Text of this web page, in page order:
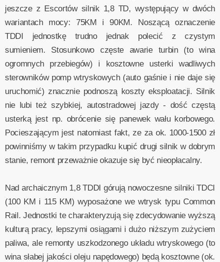
jeszcze z Escortów silnik 1,8 TD, występujący w dwóch
wariantach mocy: 75KM i 90KM. Noszącą oznaczenie
TDDI jednostkę trudno jednak polecić z czystym
sumieniem. Stosunkowo częste awarie turbin (to wina
ogromnych przebiegów) i kosztowne usterki wadliwych
sterowników pomp wtryskowych (auto gaśnie i nie daje się
uruchomić) znacznie podnoszą koszty eksploatacji. Silnik
nie lubi też szybkiej, autostradowej jazdy - dość częstą
usterką jest np. obrócenie się panewek wału korbowego.
Pocieszającym jest natomiast fakt, ze za ok. 1000-1500 zł
powinniśmy w takim przypadku kupić drugi silnik w dobrym
stanie, remont przeważnie okazuje się być nieopłacalny.
Nad archaicznym 1,8 TDDI górują nowoczesne silniki TDCI
(100 KM i 115 KM) wyposażone we wtrysk typu Common
Rail. Jednostki te charakteryzują się zdecydowanie wyższą
kulturą pracy, lepszymi osiągami i dużo niższym zużyciem
paliwa, ale remonty uszkodzonego układu wtryskowego (to
wina słabej jakości oleju napędowego) będą kosztowne (ok.